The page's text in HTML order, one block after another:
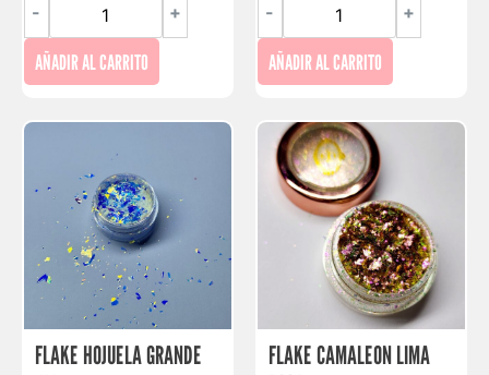
- +
AÑADIR AL CARRITO
- +
AÑADIR AL CARRITO
FLAKE HOJUELA GRANDE
FLAKE CAMALEON LIMA